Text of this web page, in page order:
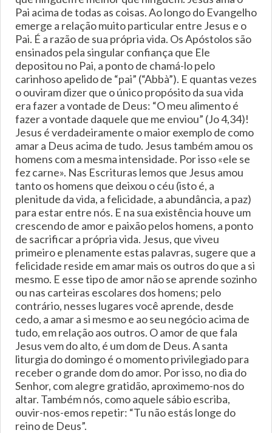
Pai acima de todas as coisas. Ao longo do Evangelho
emerge a relação muito particular entre Jesus e o
Pai. É a razão de sua própria vida. Os Apóstolos são
ensinados pela singular confiança que Ele
depositou no Pai, a ponto de chamá-lo pelo
carinhoso apelido de “pai” (“Abbà”). E quantas vezes
o ouviram dizer que o único propósito da sua vida
era fazer a vontade de Deus: “O meu alimento é
fazer a vontade daquele que me enviou” (Jo 4,34)!
Jesus é verdadeiramente o maior exemplo de como
amar a Deus acima de tudo. Jesus também amou os
homens com a mesma intensidade. Por isso «ele se
fez carne». Nas Escrituras lemos que Jesus amou
tanto os homens que deixou o céu (isto é, a
plenitude da vida, a felicidade, a abundância, a paz)
para estar entre nós. E na sua existência houve um
crescendo de amor e paixão pelos homens, a ponto
de sacrificar a própria vida. Jesus, que viveu
primeiro e plenamente estas palavras, sugere que a
felicidade reside em amar mais os outros do que a si
mesmo. E esse tipo de amor não se aprende sozinho
ou nas carteiras escolares dos homens; pelo
contrário, nesses lugares você aprende, desde
cedo, a amar a si mesmo e ao seu negócio acima de
tudo, em relação aos outros. O amor de que fala
Jesus vem do alto, é um dom de Deus. A santa
liturgia do domingo é o momento privilegiado para
receber o grande dom do amor. Por isso, no dia do
Senhor, com alegre gratidão, aproximemo-nos do
altar. Também nós, como aquele sábio escriba,
ouvir-nos-emos repetir: “Tu não estás longe do
reino de Deus”.